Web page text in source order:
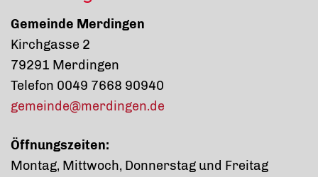
Gemeinde Merdingen
Kirchgasse 2
79291 Merdingen
Telefon 0049 7668 90940
gemeinde@merdingen.de
Öffnungszeiten:
Montag, Mittwoch, Donnerstag und Freitag